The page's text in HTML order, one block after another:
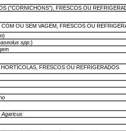
("CORNICHONS"), FRESCOS OU
COM OU SEM VAGEM, FRESCOS OU
)
spp .)
FRESCOS OU REFRIGERADOS
Agaricus